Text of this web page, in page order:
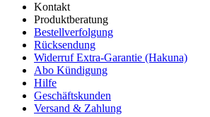
Kontakt
Produktberatung
Bestellverfolgung
Rücksendung
Widerruf Extra-Garantie (Hakuna)
Abo Kündigung
Hilfe
Geschäftskunden
Versand & Zahlung